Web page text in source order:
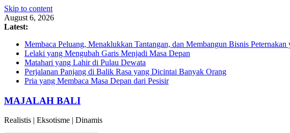
Skip to content
August 6, 2026
Latest:
Membaca Peluang, Menaklukkan Tantangan, dan Membangun Bisnis Peternakan
Lelaki yang Mengubah Garis Menjadi Masa Depan
Matahari yang Lahir di Pulau Dewata
Perjalanan Panjang di Balik Rasa yang Dicintai Banyak Orang
Pria yang Membaca Masa Depan dari Pesisir
MAJALAH BALI
Realistis | Eksotisme | Dinamis